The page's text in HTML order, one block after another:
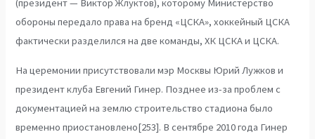
(президент — Виктор Жлуктов), которому Министерство
обороны передало права на бренд «ЦСКА», хоккейный ЦСКА
фактически разделился на две команды, ХК ЦСКА и ЦСКА.
На церемонии присутствовали мэр Москвы Юрий Лужков и
президент клуба Евгений Гинер. Позднее из-за проблем с
документацией на землю строительство стадиона было
временно приостановлено[253]. В сентябре 2010 года Гинер